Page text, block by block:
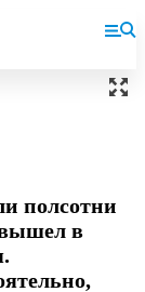
полсотни
в